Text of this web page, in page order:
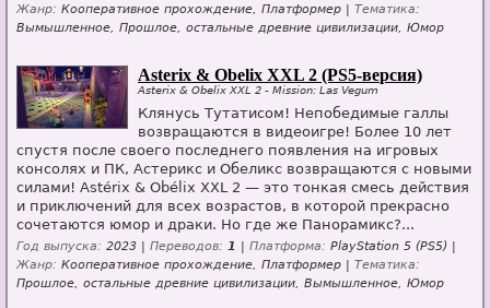
Жанр: Кооперативное прохождение, Платформер | Тематика:
Вымышленное, Прошлое, остальные древние цивилизации, Юмор
Asterix & Obelix XXL 2 (PS5-версия)
Asterix & Obelix XXL 2 - Mission: Las Vegum
Клянусь Тутатисом! Непобедимые галлы
возвращаются в видеоигре! Более 10 лет
спустя после своего последнего появления на игровых
консолях и ПК, Астерикс и Обеликс возвращаются с новыми
силами! Astérix & Obélix XXL 2 — это тонкая смесь действия
и приключений для всех возрастов, в которой прекрасно
сочетаются юмор и драки. Но где же Панорамикс?...
Год выпуска: 2023 | Переводов: 1 Платформа: PlayStation 5 (PS5) |
Жанр: Кооперативное прохождение, Платформер | Тематика:
Прошлое, остальные древние цивилизации, Вымышленное, Юмор